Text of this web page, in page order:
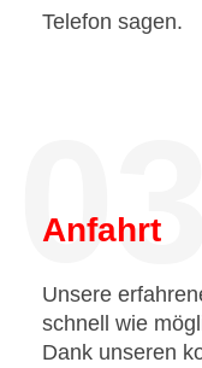
Telefon sagen.
03.
Anfahrt
Unsere
schnell wie
Dank unseren